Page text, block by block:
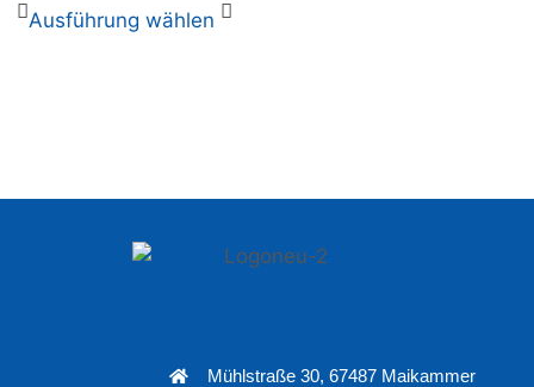
Ausführung wählen
Mühlstraße 30, 67487 Maikammer